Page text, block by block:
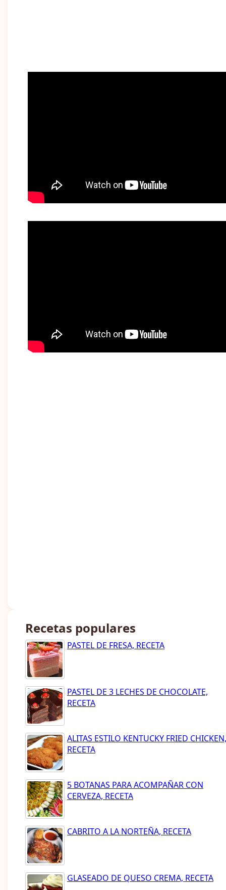
Recetas populares
PASTEL DE FRESA, RECETA
PASTEL DE 3 LECHES DE CHOCOLATE,
RECETA
ALITAS ESTILO KENTUCKY FRIED CHICKEN,
RECETA
5 BOTANAS PARA ACOMPAÑAR CON
CERVEZA, RECETA
CABRITO A LA NORTEÑA, RECETA
GLASEADO DE QUESO CREMA, RECETA